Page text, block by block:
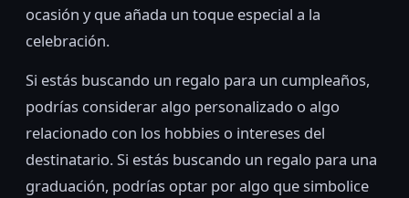
ocasión y que añada un toque especial a la
celebración.
Si estás buscando un regalo para un cumpleaños,
podrías considerar algo personalizado o algo
relacionado con los hobbies o intereses del
destinatario. Si estás buscando un regalo para una
graduación, podrías optar por algo que simbolice